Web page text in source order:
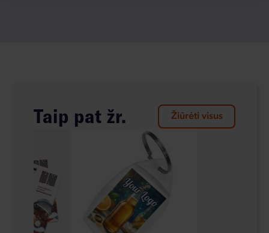
Taip pat žr. Žiūrėti visus